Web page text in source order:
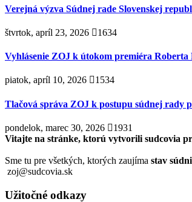
Verejná výzva Súdnej rade Slovenskej
štvrtok, apríl 23, 2026 1634
Vyhlásenie ZOJ k útokom premiéra Roberta
piatok, apríl 10, 2026 1534
Tlačová správa ZOJ k postupu súdnej rady
pondelok, marec 30, 2026
1931
Vitajte na stránke, ktorú vytvorili sudcovia
Sme tu pre všetkých, ktorých zaujíma stav
zoj@sudcovia.sk
Užitočné odkazy